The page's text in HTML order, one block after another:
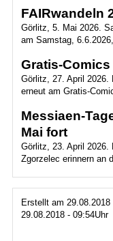
FAIRwandeln
Görlitz, 5. Mai 2026.
am Samstag,
Gratis-
Görlitz, 27. April
erneut am Gratis-
Messiaen-
Mai fort
Görlitz, 23. April 2026.
Zgorzelec erinnern an
Erstellt am
29.08.2018 - 09:54Uhr